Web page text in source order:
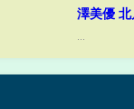
澤美優